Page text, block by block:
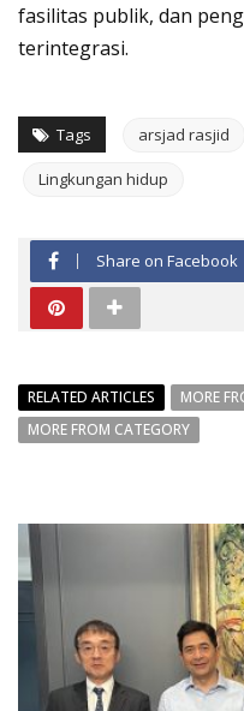
fasilitas publik, dan
terintegrasi.
Tags arsjad rasjid
Lingkungan hidup
Share on Facebook
RELATED ARTICLES
MORE
MORE FROM CATEGORY